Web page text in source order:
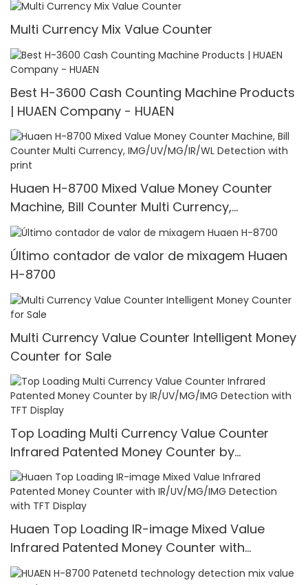
Multi Currency Mix Value Counter
Best H-3600 Cash Counting Machine Products
| HUAEN Company - HUAEN
Huaen H-8700 Mixed Value Money Counter
Machine, Bill Counter Multi Currency,
IMG/UV/MG/IR/WL Detection with print
Último contador de valor de mixagem Huaen
H-8700
Multi Currency Value Counter Intelligent Money
Counter for Sale
Top Loading Multi Currency Value Counter
Infrared Patented Money Counter by
IR/UV/MG/IMG Detection with TFT Display
Huaen Top Loading IR-image Mixed Value
Infrared Patented Money Counter with
IR/UV/MG/IMG Detection with TFT Display